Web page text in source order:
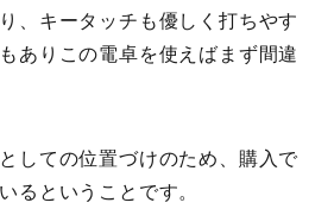
、キータッチも優しく打ちやす
もありこの電卓を使えばまず間違
しての位置づけのため、購入で
るということです。